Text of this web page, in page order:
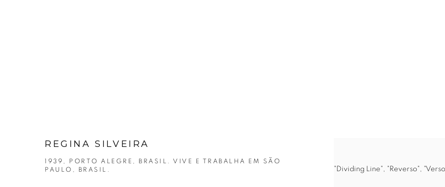
REGINA SILVEIRA
1939, PORTO ALEGRE, BRASIL. VIVE E TRABALHA EM SÃO
PAULO, BRASIL.
"Dividing Line", "Reverso",